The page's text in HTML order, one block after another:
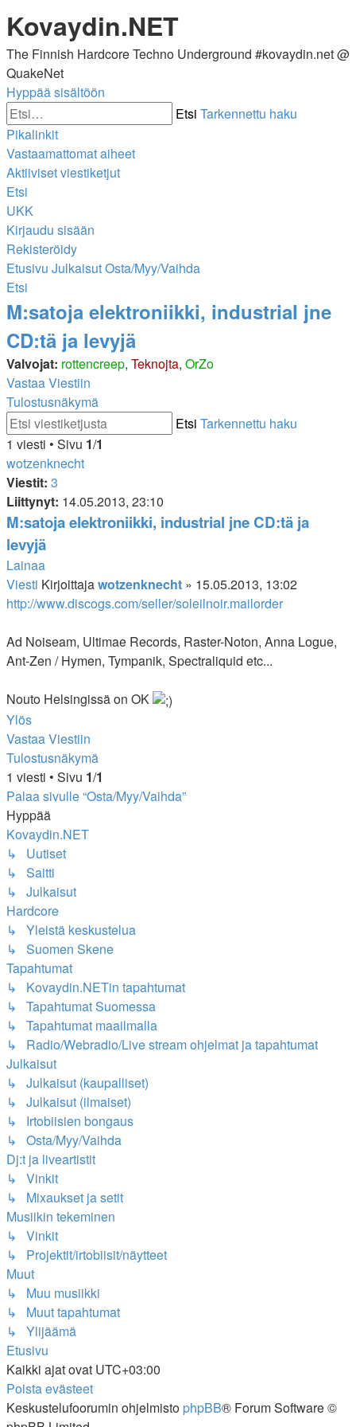
Kovaydin.NET
The Finnish Hardcore Techno Underground #kovaydin.net @
QuakeNet
Hyppää sisältöön
Etsi Tarkennettu haku
Pikalinkit
Vastaamattomat aiheet
Aktiiviset viestiketjut
Etsi
UKK
Kirjaudu sisään
Rekisteröidy
Etusivu JulkaisutOsta/Myy/Vaihda
Etsi
M:satoja elektroniikki, industrial jne
CD:tä ja levyjä
Valvojat: rottencreep, Teknojta, OrZo
Vastaa Viestiin
Tulostusnäkymä
Etsi Tarkennettu haku
1 viesti • Sivu 1/1
wotzenknecht
Viestit: 3
Liittynyt: 14.05.2013, 23:10
M:satoja elektroniikki, industrial jne CD:tä ja
levyjä
Lainaa
Viesti Kirjoittajawotzenknecht » 15.05.2013, 13:02
http://www.discogs.com/seller/soleilnoir.mailorder
Ad Noiseam, Ultimae Records, Raster-Noton, Anna Logue,
Ant-Zen / Hymen, Tympanik, Spectraliquid etc...
Nouto Helsingissä on OK
Ylös
Vastaa Viestiin
Tulostusnäkymä
1 viesti • Sivu 1/1
Palaa sivulle “Osta/Myy/Vaihda”
Hyppää
Kovaydin.NET
↳ Uutiset
↳ Saitti
↳ Julkaisut
Hardcore
↳ Yleistä keskustelua
↳ Suomen Skene
Tapahtumat
↳ Kovaydin.NETin tapahtumat
↳ Tapahtumat Suomessa
↳ Tapahtumat maailmalla
↳ Radio/Webradio/Live stream ohjelmat ja tapahtumat
Julkaisut
↳ Julkaisut (kaupalliset)
↳ Julkaisut (ilmaiset)
↳ Irtobiisien bongaus
↳ Osta/Myy/Vaihda
Dj:t ja liveartistit
↳ Vinkit
↳ Mixaukset ja setit
Musiikin tekeminen
↳ Vinkit
↳ Projektit/irtobiisit/näytteet
Muut
↳ Muu musiikki
↳ Muut tapahtumat
↳ Ylijäämä
Etusivu
Kaikki ajat ovat UTC+03:00
Poista evästeet
Keskustelufoorumin ohjelmisto phpBB® Forum Software ©